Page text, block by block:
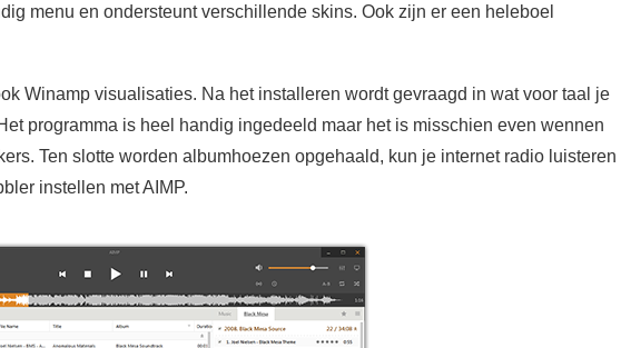
menu en ondersteunt verschillende skins. Ook zijn er een heleboel
Winamp visualisaties. Na het installeren wordt gevraagd in wat voor taal je
programma is heel handig ingedeeld maar het is misschien even wennen
Ten slotte worden albumhoezen opgehaald, kun je internet radio luisteren
instellen met AIMP.